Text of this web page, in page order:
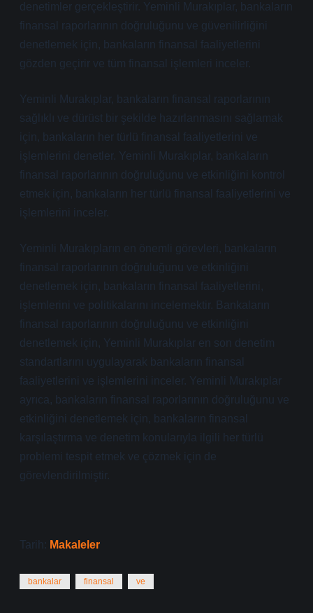
denetimler gerçekleştirir. Yeminli Murakıplar, bankaların
finansal raporlarının doğruluğunu ve güvenilirliğini
denetlemek için, bankaların finansal faaliyetlerini
gözden geçirir ve tüm finansal işlemleri inceler.
Yeminli Murakıplar, bankaların finansal raporlarının
sağlıklı ve dürüst bir şekilde hazırlanmasını sağlamak
için, bankaların her türlü finansal faaliyetlerini ve
işlemlerini denetler. Yeminli Murakıplar, bankaların
finansal raporlarının doğruluğunu ve etkinliğini kontrol
etmek için, bankaların her türlü finansal faaliyetlerini ve
işlemlerini inceler.
Yeminli Murakıpların en önemli görevleri, bankaların
finansal raporlarının doğruluğunu ve etkinliğini
denetlemek için, bankaların finansal faaliyetlerini,
işlemlerini ve politikalarını incelemektir. Bankaların
finansal raporlarının doğruluğunu ve etkinliğini
denetlemek için, Yeminli Murakıplar en son denetim
standartlarını uygulayarak bankaların finansal
faaliyetlerini ve işlemlerini inceler. Yeminli Murakıplar
ayrıca, bankaların finansal raporlarının doğruluğunu ve
etkinliğini denetlemek için, bankaların finansal
karşılaştırma ve denetim konularıyla ilgili her türlü
problemi tespit etmek ve çözmek için de
görevlendirilmiştir.
Tarih: Makaleler
bankalar finansal ve